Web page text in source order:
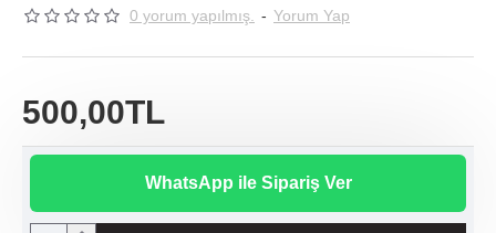
0 yorum yapılmış. - Yorum Yap
500,00TL
WhatsApp ile Sipariş Ver